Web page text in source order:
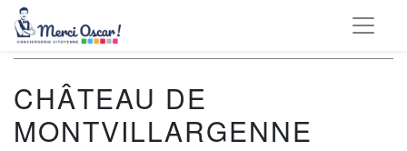
CHÂTEAU DE
MONTVILLARGENNE